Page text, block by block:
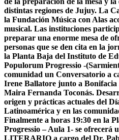
distintas regiones de Jujuy. La
la Fundación Música con Alas
musical. Las instituciones
preparar una enorme mesa de
personas que se den cita en la
la Planta Baja del Instituto de
Populorum Progressio -
comunidad un Conversatorio a
Irene Ballatore junto a
Maira Fernanda Toconás.
origen y prácticas actuales del
Latinoamérica y en las
Finalmente a horas 19:30 en la
Progressio – Aula 1- se
LITERARIO a cargo del Dr.